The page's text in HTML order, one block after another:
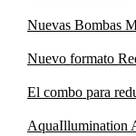
Nuevas Bombas
Nuevo formato
El combo para
AquaIllumination